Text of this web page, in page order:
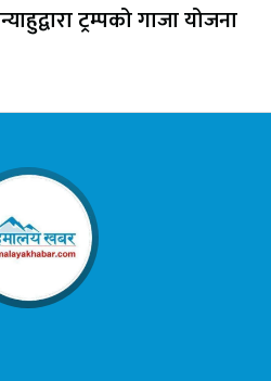
ट्रम्पको गाजा योजना